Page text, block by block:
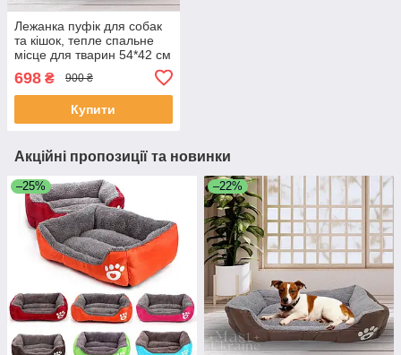
Лежанка пуфік для собак
та кішок, тепле спальне
місце для тварин 54*42 см
698 ₴ 900 ₴
Купити
Акційні пропозиції та новинки
–25% –22%